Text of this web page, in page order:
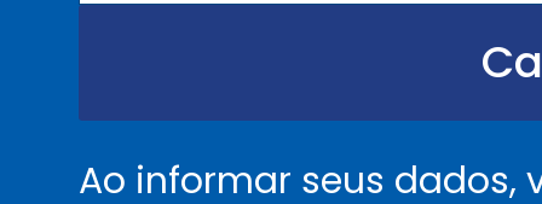
.
Ao informar seus